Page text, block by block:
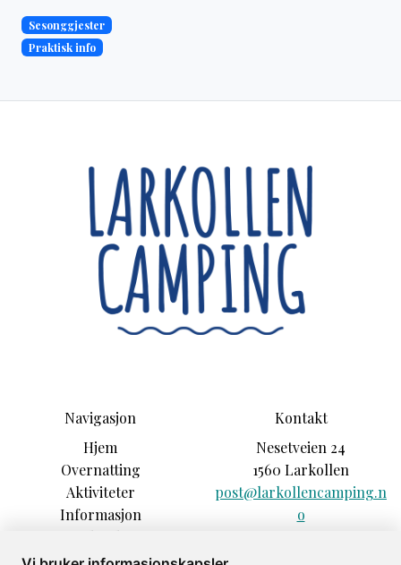
Sesonggjester
Praktisk info
Navigasjon
Hjem
Overnatting
Aktiviteter
Informasjon
Opplevelser
Sesonggjester
Kontakt
Nesetveien 24
1560 Larkollen
post@larkollencamping.n
o